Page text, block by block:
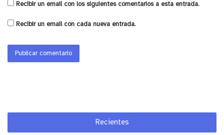
Recibir un email con los siguientes comentarios a esta entrada.
Recibir un email con cada nueva entrada.
Recientes